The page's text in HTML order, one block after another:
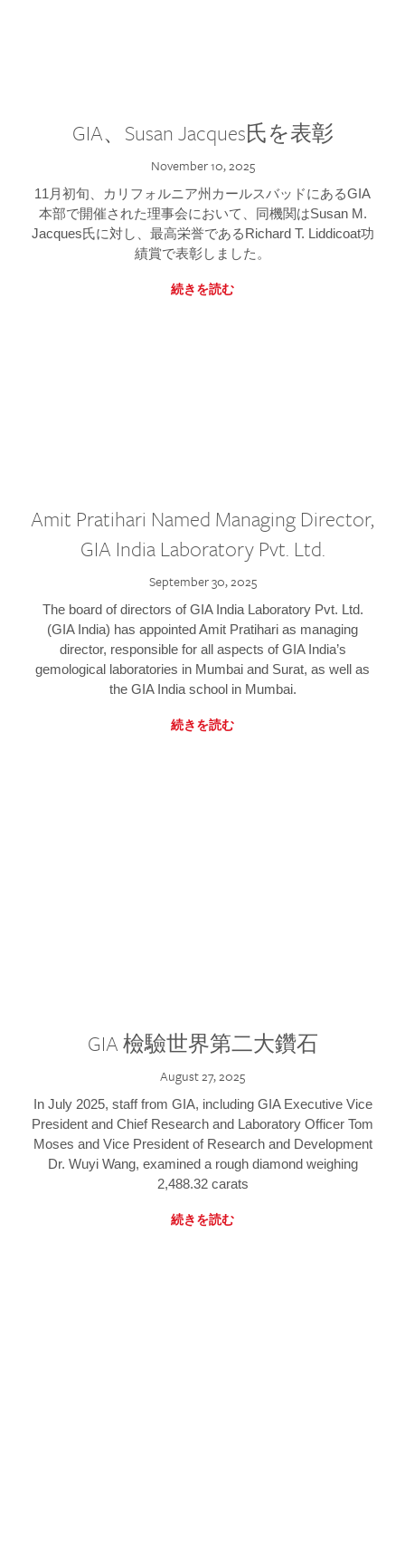
GIA、Susan Jacques氏を表彰
November 10, 2025
11月初旬、カリフォルニア州カールスバッドにあるGIA
本部で開催された理事会において、同機関はSusan M.
Jacques氏に対し、最高栄誉であるRichard T. Liddicoat功
績賞で表彰しました。
続きを読む
Amit Pratihari Named Managing Director,
GIA India Laboratory Pvt. Ltd.
September 30, 2025
The board of directors of GIA India Laboratory Pvt. Ltd.
(GIA India) has appointed Amit Pratihari as managing
director, responsible for all aspects of GIA India’s
gemological laboratories in Mumbai and Surat, as well as
the GIA India school in Mumbai.
続きを読む
GIA 檢驗世界第二大鑽石
August 27, 2025
In July 2025, staff from GIA, including GIA Executive Vice
President and Chief Research and Laboratory Officer Tom
Moses and Vice President of Research and Development
Dr. Wuyi Wang, examined a rough diamond weighing
2,488.32 carats
続きを読む